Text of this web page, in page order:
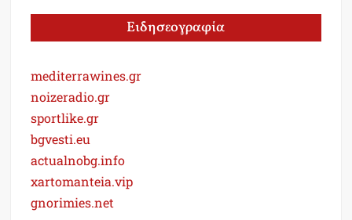
Ειδησεογραφία
mediterrawines.gr
noizeradio.gr
sportlike.gr
bgvesti.eu
actualnobg.info
xartomanteia.vip
gnorimies.net